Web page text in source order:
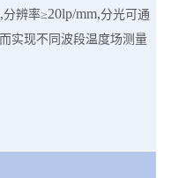
分辨率≥20lp/mm,分光可通
实现不同波段温度场测量